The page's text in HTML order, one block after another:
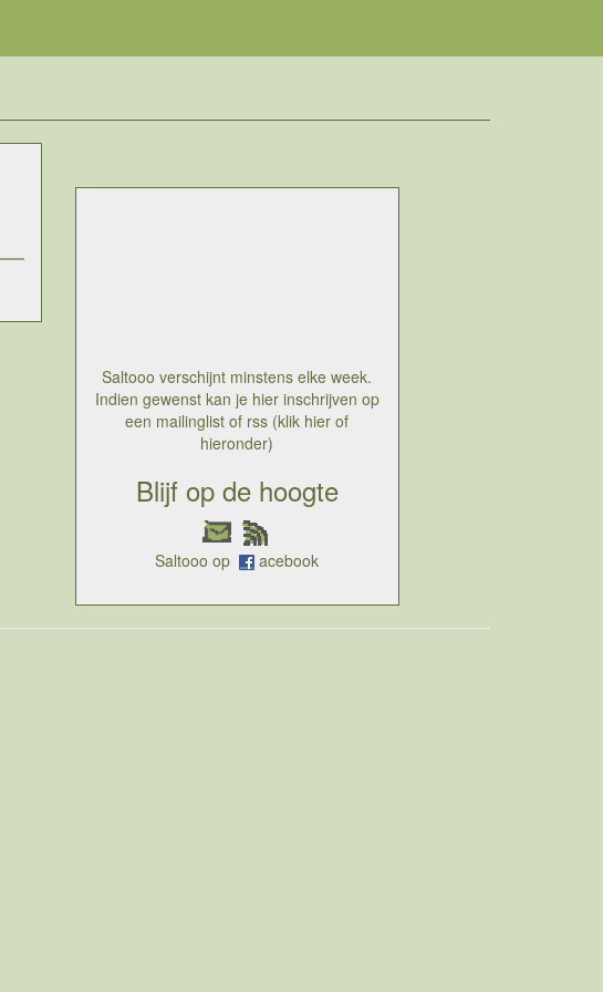
Saltooo verschijnt minstens elke week.
Indien gewenst kan je hier inschrijven op
een mailinglist of rss (klik hier of
hieronder)
Blijf op de hoogte
Saltooo op acebook